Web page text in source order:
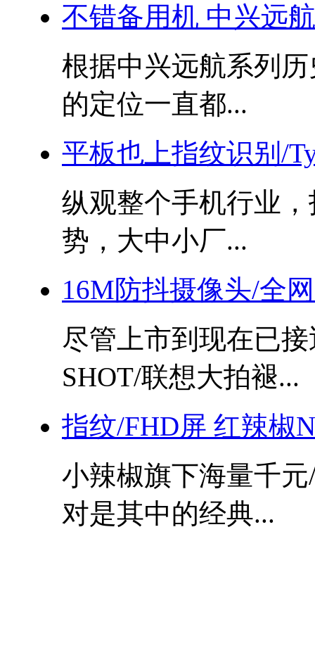
不错备用机 中兴远
根据中兴远航系列
的定位一直都...
平板也上指纹识别/
纵观整个手机行业
势，大中小厂...
16M防抖摄像头/全
尽管上市到现在已
SHOT/联想大拍褪...
指纹/FHD屏 红辣椒
小辣椒旗下海量千
对是其中的经典...